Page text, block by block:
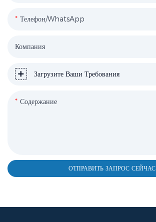
Телефон/WhatsApp
Компания
Загрузите Ваши Требования
Содержание
ОТПРАВИТЬ ЗАПРОС СЕЙЧАС